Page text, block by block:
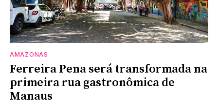
AMAZONAS
Ferreira Pena será transformada na
primeira rua gastronômica de
Manaus